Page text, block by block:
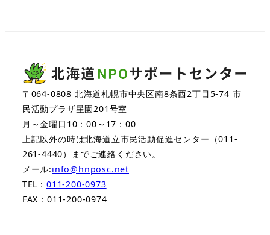
〒064-0808 北海道札幌市中央区南8条西2丁目5-74 市
民活動プラザ星園201号室
月～金曜日10：00～17：00
上記以外の時は北海道立市民活動促進センター（011-
261-4440）までご連絡ください。
メール:info@hnposc.net
TEL： 011-200-0973
FAX：011-200-0974